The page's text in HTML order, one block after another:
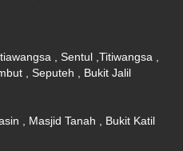
, Sentul ,Titiwangsa ,
, Seputeh , Bukit Jalil
, Masjid Tanah , Bukit Katil